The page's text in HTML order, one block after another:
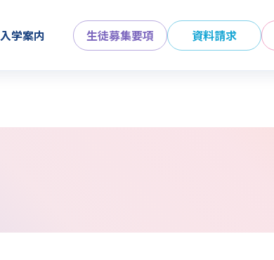
入学案内 生徒募集要項 資料請求